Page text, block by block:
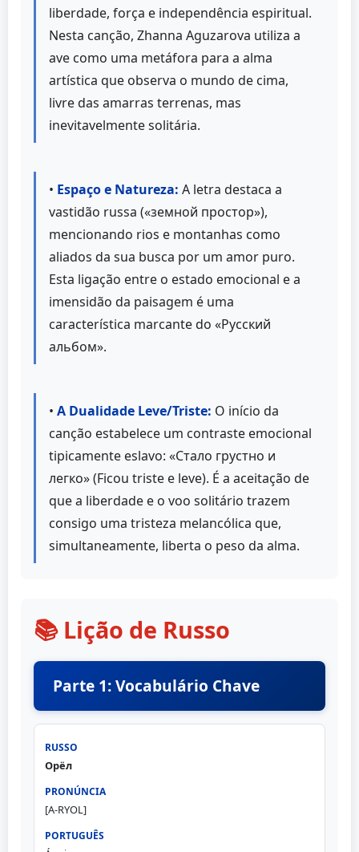
liberdade, força e independência espiritual.
Nesta canção, Zhanna Aguzarova utiliza a
ave como uma metáfora para a alma
artística que observa o mundo de cima,
livre das amarras terrenas, mas
inevitavelmente solitária.
• Espaço e Natureza: A letra destaca a
vastidão russa («земной простор»),
mencionando rios e montanhas como
aliados da sua busca por um amor puro.
Esta ligação entre o estado emocional e a
imensidão da paisagem é uma
característica marcante do «Русский
альбом».
• A Dualidade Leve/Triste: O início da
canção estabelece um contraste emocional
tipicamente eslavo: «Стало грустно и
легко» (Ficou triste e leve). É a aceitação de
que a liberdade e o voo solitário trazem
consigo uma tristeza melancólica que,
simultaneamente, liberta o peso da alma.
📚 Lição de Russo
Parte 1: Vocabulário Chave
Орёл
[A-RYOL]